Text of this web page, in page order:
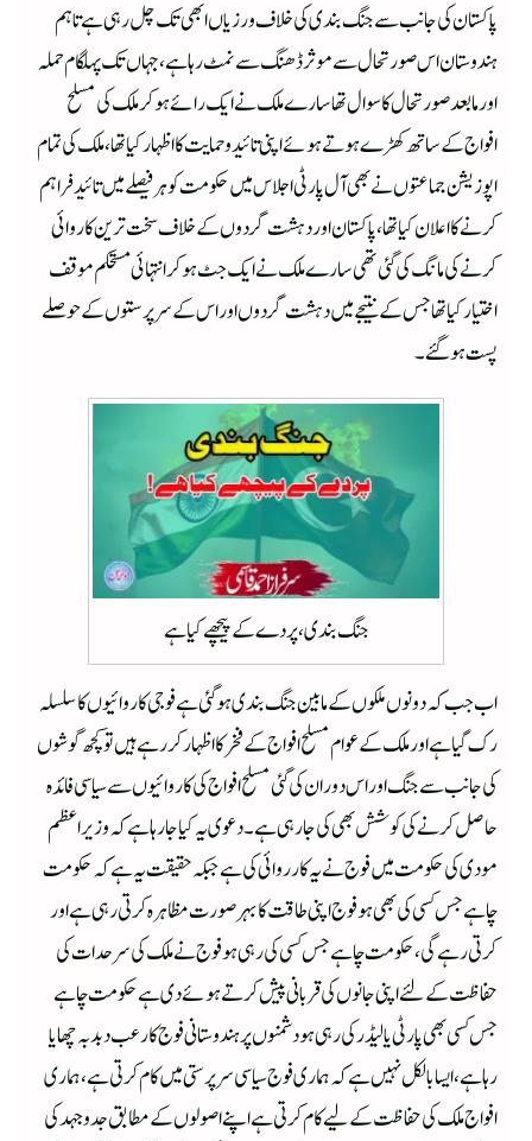
پاکستان کی جانب سے جنگ بندی کی خلاف ورزیاں ابھی تک چل رہی ہے تاہم
ہندوستان اس صورتحال سے موثر ڈھنگ سے نمٹ رہا ہے،جہاں تک پہلگام حملہ
اور ما بعد صورتحال کا سوال تھا سارے ملک نے ایک رائے ہو کر ملک کی مسلح
افواج کے ساتھ کھڑے ہوتے ہوئے اپنی تائید و حمایت کا اظہار کیا تھا،ملک کی تمام
اپوزیشن جماعتوں نے بھی آل پارٹی اجلاس میں حکومت کو ہر فیصلے میں تائید فراہم
کرنے کا اعلان کیا تھا،پاکستان اور دہشت گردوں کے خلاف سخت ترین کاروائی
کرنے کی مانگ کی گئی تھی سارے ملک نے ایک جٹ ہو کر انتہائی مستحکم موقف
اختیار کیا تھا جس کے نتیجے میں دہشت گردوں اور اس کے سرپرستوں کے حوصلے
پست ہو گئے۔
جنگ بندی ، پردے کے پیچھے کیا ہے
اب جب کہ دونوں ملکوں کے مابین جنگ بندی ہو گئی ہے فوجی کاروائیوں کا سلسلہ
رک گیا ہے اور ملک کے عوام مسلح افواج کے فخر کا اظہار کررہے ہیں تو کچھ گوشوں
کی جانب سے جنگ اور اس دوران کی گئی مسلح افواج کی کاروائیوں سے سیاسی فائدہ
حاصل کرنے کی کوشش بھی کی جا رہی ہے۔ دعوی یہ کیا جا رہا ہے کہ وزیراعظم
مودی کی حکومت میں فوج نے یہ کارروائی کی ہے جبکہ حقیقت یہ ہے کہ حکومت
چاہے جس کسی کی بھی ہو فوج اپنی طاقت کا بہر صورت مظاہرہ کرتی رہی ہے اور
کرتی رہے گی،حکومت چاہے جس کسی کی رہی ہو فوج نے ملک کی سرحدات کی
حفاظت کے لئےاپنی جانوں کی قربانی پیش کرتے ہوئے دی ہے حکومت چاہے
جس کسی بھی پارٹی یا لیڈر کی رہی ہو دشمنوں پر ہندوستانی فوج کا رعب دبدبہ چھایا
رہا ہے،ایسا بالکل نہیں ہے کہ ہماری فوج سیاسی سرپرستی میں کام کرتی ہے،ہماری
افواج ملک کی حفاظت کے لیے کام کرتی ہے اپنے اصولوں کے مطابق جدوجہد کی